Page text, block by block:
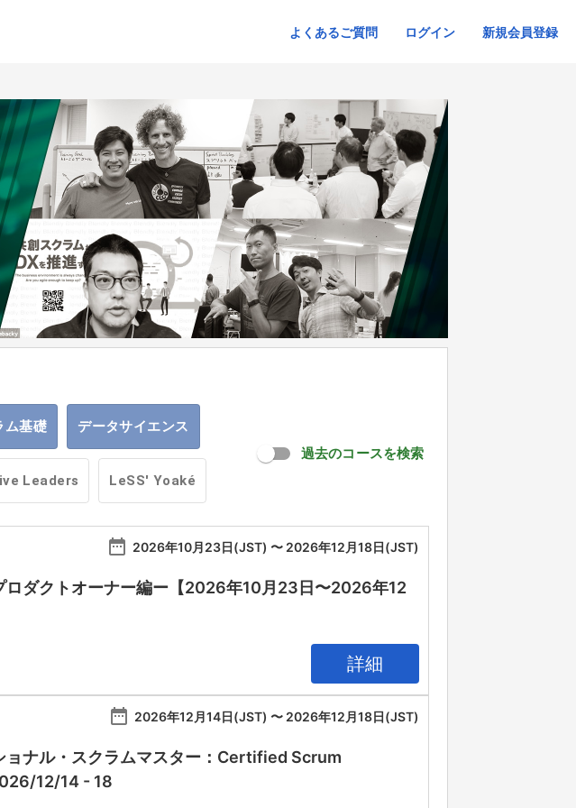
よくあるご質問 ログイン 新規会員登録
ム基礎 データサイエンス
Leaders LeSS' Yoaké
過去のコースを検索
date_range 2026年10月23日(JST) 〜 2026年12月18日(JST)
ロダクトオーナー編ー【2026年10月23日〜2026年12
詳細
date_range 2026年12月14日(JST) 〜 2026年12月18日(JST)
ョナル・スクラムマスター：Certified Scrum
12/14 - 18